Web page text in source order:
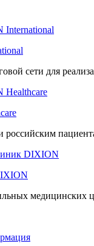
International
сети для
Healthcare
российским
DIXION
медицинских